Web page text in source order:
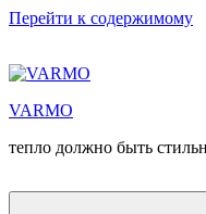
Перейти к содержимому
VARMO
тепло должно быть